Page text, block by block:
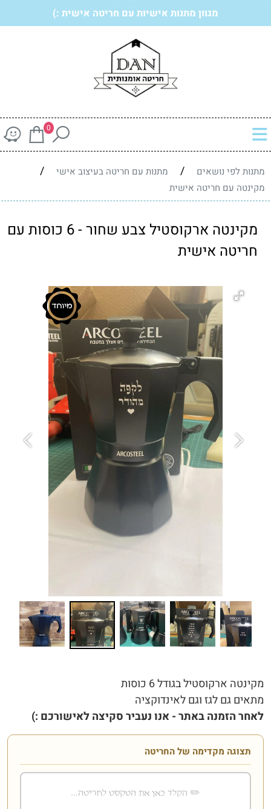
מגוון מתנות אישיות עם חריטה אישית :)
0
מתנות לפי נושאים / מתנות עם חריטה בעיצוב אישי /
מקינטה עם חריטה אישית
מקינטה ארקוסטיל צבע שחור - 6 כוסות עם
חריטה אישית
מקינטה ארקוסטיל בגודל 6 כוסות
מתאים גם לגז וגם לאינדוקציה
לאחר הזמנה באתר - אנו נעביר סקיצה לאישורכם :)
תצוגה מקדימה של החריטה